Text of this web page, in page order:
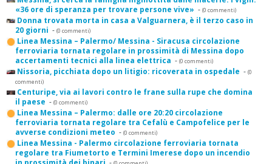
«36 ore di speranza per trovare persone vive» - (0 commenti)
Donna trovata morta in casa a Valguarnera, è il terzo caso in
20 giorni - (0 commenti)
Linea Messina – Palermo/ Messina - Siracusa circolazione
ferroviaria tornata regolare in prossimità di Messina dopo
accertamenti tecnici alla linea elettrica - (0 commenti)
Nissoria, picchiata dopo un litigio: ricoverata in ospedale - (0
commenti)
Centuripe, via ai lavori contro le frane sulla rupe che domina
il paese - (0 commenti)
Linea Messina – Palermo: dalle ore 20:20 circolazione
ferroviaria tornata regolare tra Cefalù e Campofelice per le
avverse condizioni meteo - (0 commenti)
Linea Messina - Palermo circolazione ferroviaria tornata
regolare tra Fiumetorto e Termini Imerese dopo un incendio